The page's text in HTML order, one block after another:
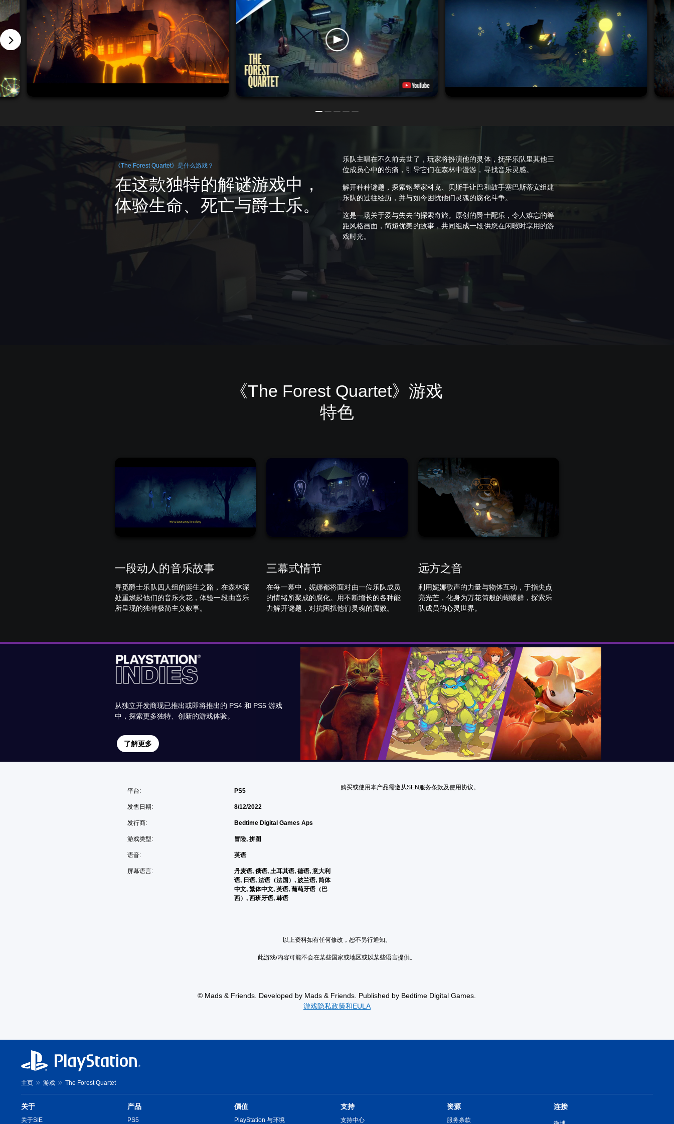
《The Forest Quartet》是什么游戏？
在这款独特的解谜游戏中，
体验生命、死亡与爵士乐。
乐队主唱在不久前去世了，玩家将扮演他的灵体，抚平乐队里其他三
位成员心中的伤痛，引导它们在森林中漫游，寻找音乐灵感。
解开种种谜题，探索钢琴家科克、贝斯手让巴和鼓手塞巴斯蒂安组建
乐队的过往经历，并与如今困扰他们灵魂的腐化斗争。
这是一场关于爱与失去的探索奇旅。原创的爵士配乐，令人难忘的等
距风格画面，简短优美的故事，共同组成一段供您在闲暇时享用的游
戏时光。
《The Forest Quartet》游戏
特色
一段动人的音乐故事
寻觅爵士乐队四人组的诞生之路，在森林深
处重燃起他们的音乐火花，体验一段由音乐
所呈现的独特极简主义叙事。
三幕式情节
在每一幕中，妮娜都将面对由一位乐队成员
的情绪所聚成的腐化。用不断增长的各种能
力解开谜题，对抗困扰他们灵魂的腐败。
远方之音
利用妮娜歌声的力量与物体互动，于指尖点
亮光芒，化身为万花筒般的蝴蝶群，探索乐
队成员的心灵世界。
从独立开发商现已推出或即将推出的 PS4 和 PS5 游戏
中，探索更多独特、创新的游戏体验。
了解更多
平台: PS5
发售日期: 8/12/2022
发行商: Bedtime Digital Games Aps
游戏类型: 冒险, 拼图
语音: 英语
屏幕语言:
丹麦语, 俄语, 土耳其语, 德语, 意大利
语, 日语, 法语（法国）, 波兰语, 简体
中文, 繁体中文, 英语, 葡萄牙语（巴
西）, 西班牙语, 韩语
购买或使用本产品需遵从SEN服务条款及使用协议。
以上资料如有任何修改，恕不另行通知。
此游戏/内容可能不会在某些国家或地区或以某些语言提供。
© Mads & Friends. Developed by Mads & Friends. Published by Bedtime Digital Games.
游戏隐私政策和EULA
主页 游戏 The Forest Quartet
关于
关于SIE
产品
PS5
價值
PlayStation 与环境
支持
支持中心
资源
服务条款
连接